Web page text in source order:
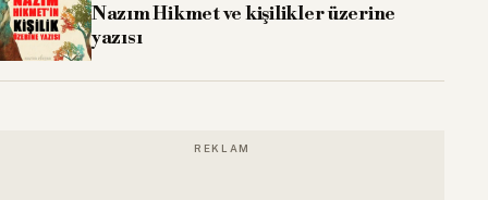
Nazım Hikmet ve kişilikler üzerine
yazısı